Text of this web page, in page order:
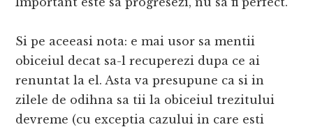
Si pe aceeasi nota: e mai usor sa mentii
obiceiul decat sa-l recuperezi dupa ce ai
renuntat la el. Asta va presupune ca si in
zilele de odihna sa tii la obiceiul trezitului
devreme (cu exceptia cazului in care esti